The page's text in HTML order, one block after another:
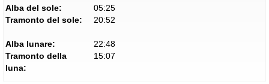
Alba del sole:
05:25
Tramonto del sole:
20:52
Alba lunare:
22:48
Tramonto della
luna:
15:07